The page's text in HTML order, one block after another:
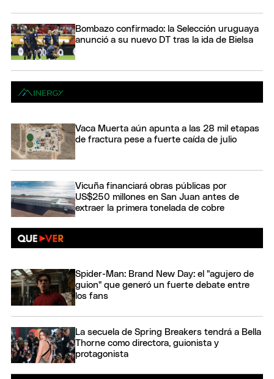
Bombazo confirmado: la Selección uruguaya
anunció a su nuevo DT tras la ida de Bielsa
Vaca Muerta aún apunta a las 28 mil etapas
de fractura pese a fuerte caída de julio
Vicuña financiará obras públicas por
US$250 millones en San Juan antes de
extraer la primera tonelada de cobre
Spider-Man: Brand New Day: el "agujero de
guion" que generó un fuerte debate entre
los fans
La secuela de Spring Breakers tendrá a Bella
Thorne como directora, guionista y
protagonista